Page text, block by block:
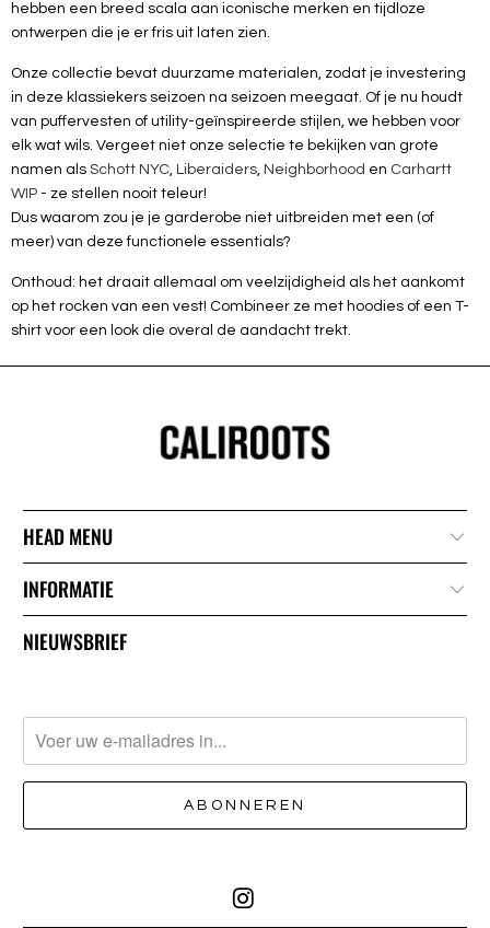
hebben een breed scala aan iconische merken en tijdloze
ontwerpen die je er fris uit laten zien.
Onze collectie bevat duurzame materialen, zodat je investering
in deze klassiekers seizoen na seizoen meegaat. Of je nu houdt
van puffervesten of utility-geïnspireerde stijlen, we hebben voor
elk wat wils. Vergeet niet onze selectie te bekijken van grote
namen als Schott NYC, Liberaiders, Neighborhood en Carhartt
WIP - ze stellen nooit teleur!
Dus waarom zou je je garderobe niet uitbreiden met een (of
meer) van deze functionele essentials?
Onthoud: het draait allemaal om veelzijdigheid als het aankomt
op het rocken van een vest! Combineer ze met hoodies of een T-
shirt voor een look die overal de aandacht trekt.
HEAD MENU
INFORMATIE
NIEUWSBRIEF